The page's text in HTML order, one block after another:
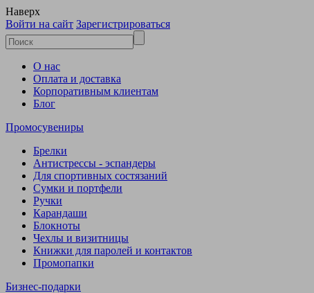
Наверх
Войти на сайт Зарегистрироваться
О нас
Оплата и доставка
Корпоративным клиентам
Блог
Промосувениры
Брелки
Антистрессы - эспандеры
Для спортивных состязаний
Сумки и портфели
Ручки
Карандаши
Блокноты
Чехлы и визитницы
Книжки для паролей и контактов
Промопапки
Бизнес-подарки